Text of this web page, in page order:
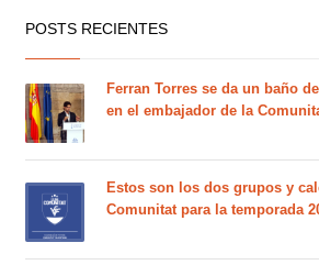
POSTS RECIENTES
Ferran Torres se da un baño
en el embajador de la
Estos son los dos grupos y
Comunitat para la temporada